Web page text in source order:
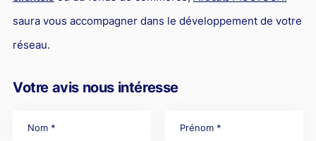
saura vous accompagner dans le développement de votre
réseau.
Votre avis nous intéresse